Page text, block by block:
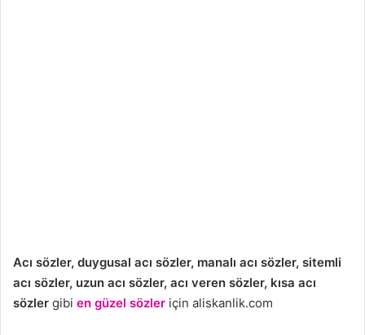
Acı sözler, duygusal acı sözler, manalı acı sözler, sitemli
acı sözler, uzun acı sözler, acı veren sözler, kısa acı
sözler gibi en güzel sözler için aliskanlik.com